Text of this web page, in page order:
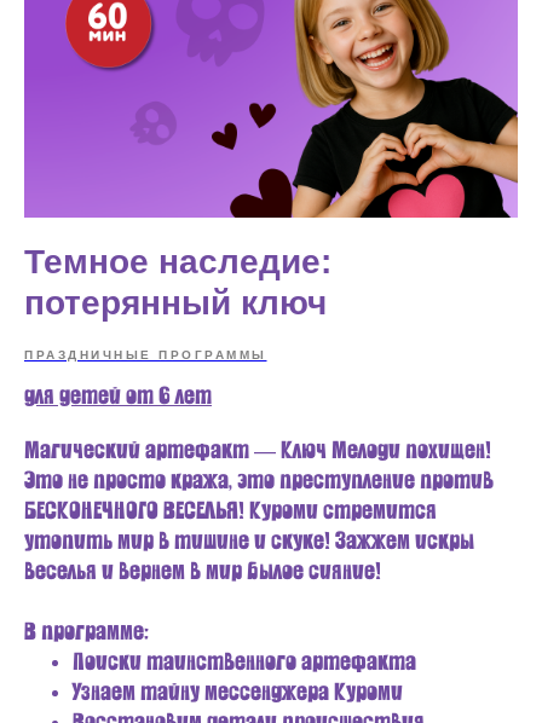
Темное наследие:
потерянный ключ
ПРАЗДНИЧНЫЕ ПРОГРАММЫ
для детей от 6 лет
Магический артефакт — Ключ Мелоди похищен!
Это не просто кража, это преступление против
БЕСКОНЕЧНОГО ВЕСЕЛЬЯ! Куроми стремится
утопить мир в тишине и скуке! Зажжем искры
веселья и вернем в мир былое сияние!
В программе:
Поиски таинственного артефакта
Узнаем тайну мессенджера Куроми